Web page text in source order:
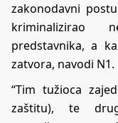
zakonodavni
kriminalizirao
predstavnika, a
zatvora, navodi N1.
“Tim tužioca
zaštitu), te